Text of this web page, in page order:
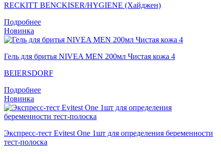
RECKITT BENCKISER/HYGIENE (Хайджен)
Подробнее
Новинка
Гель для бритья NIVEA MEN 200мл Чистая кожа 4
BEIERSDORF
Подробнее
Новинка
Экспресс-тест Evitest One 1шт для определения беременности
тест-полоска